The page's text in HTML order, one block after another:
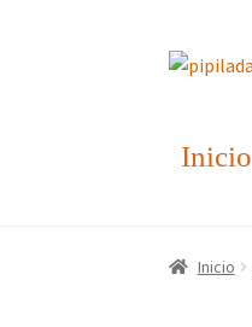
Ir
navegación
Ir
Inicio
Inicio